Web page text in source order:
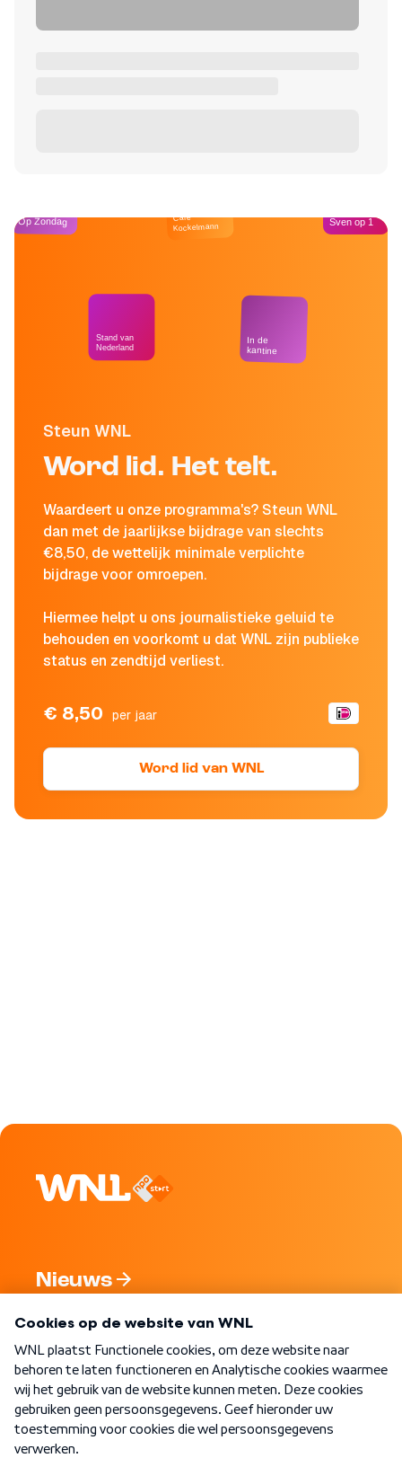
Steun WNL
Word lid. Het telt.
Waardeert u onze programma's? Steun WNL
dan met de jaarlijkse bijdrage van slechts
€8,50, de wettelijk minimale verplichte
bijdrage voor omroepen.
Hiermee helpt u ons journalistieke geluid te
behouden en voorkomt u dat WNL zijn publieke
status en zendtijd verliest.
€ 8,50 per jaar
Word lid van WNL
Op Zondag
Stand van
Nederland
Café
Kockelmann
In de
kantine
Sven op 1
Nieuws
Nieuwsbrief
Word Lid